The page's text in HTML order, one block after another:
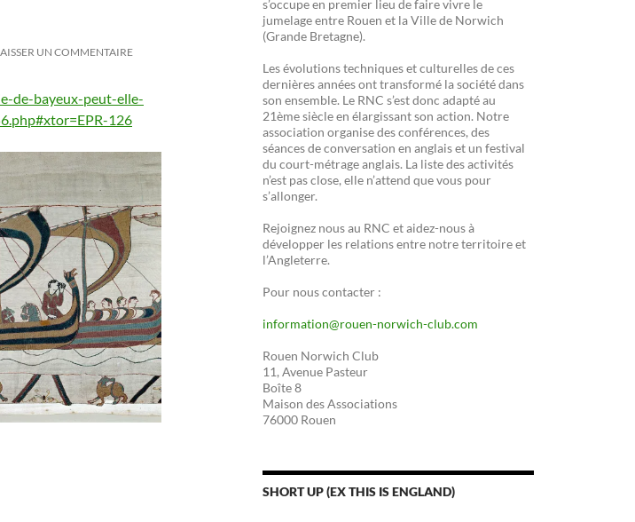
UN COMMENTAIRE
de-bayeux-peut-elle-
126
s’occupe en premier lieu de faire vivre le
jumelage entre Rouen et la Ville de Norwich
(Grande Bretagne).
Les évolutions techniques et culturelles de ces
dernières années ont transformé la société dans
son ensemble. Le RNC s’est donc adapté au
21ème siècle en élargissant son action. Notre
association organise des conférences, des
séances de conversation en anglais et un festival
du court-métrage anglais. La liste des activités
n’est pas close, elle n’attend que vous pour
s’allonger.
Rejoignez nous au RNC et aidez-nous à
développer les relations entre notre territoire et
l’Angleterre.
Pour nous contacter :
information@rouen-norwich-club.com
Rouen Norwich Club
11, Avenue Pasteur
Boîte 8
Maison des Associations
76000 Rouen
SHORT UP (EX THIS IS ENGLAND)